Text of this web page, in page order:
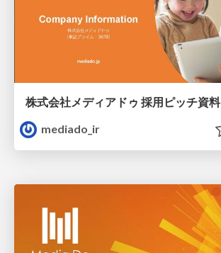
株式会社メディアドゥ 採用ピッチ資料
mediado_ir